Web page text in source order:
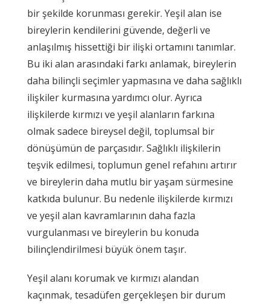
bir şekilde korunması gerekir. Yeşil alan ise
bireylerin kendilerini güvende, değerli ve
anlaşılmış hissettiği bir ilişki ortamını tanımlar.
Bu iki alan arasındaki farkı anlamak, bireylerin
daha bilinçli seçimler yapmasına ve daha sağlıklı
ilişkiler kurmasına yardımcı olur. Ayrıca
ilişkilerde kırmızı ve yeşil alanların farkına
olmak sadece bireysel değil, toplumsal bir
dönüşümün de parçasıdır. Sağlıklı ilişkilerin
teşvik edilmesi, toplumun genel refahını artırır
ve bireylerin daha mutlu bir yaşam sürmesine
katkıda bulunur. Bu nedenle ilişkilerde kırmızı
ve yeşil alan kavramlarının daha fazla
vurgulanması ve bireylerin bu konuda
bilinçlendirilmesi büyük önem taşır.
Yeşil alanı korumak ve kırmızı alandan
kaçınmak, tesadüfen gerçekleşen bir durum